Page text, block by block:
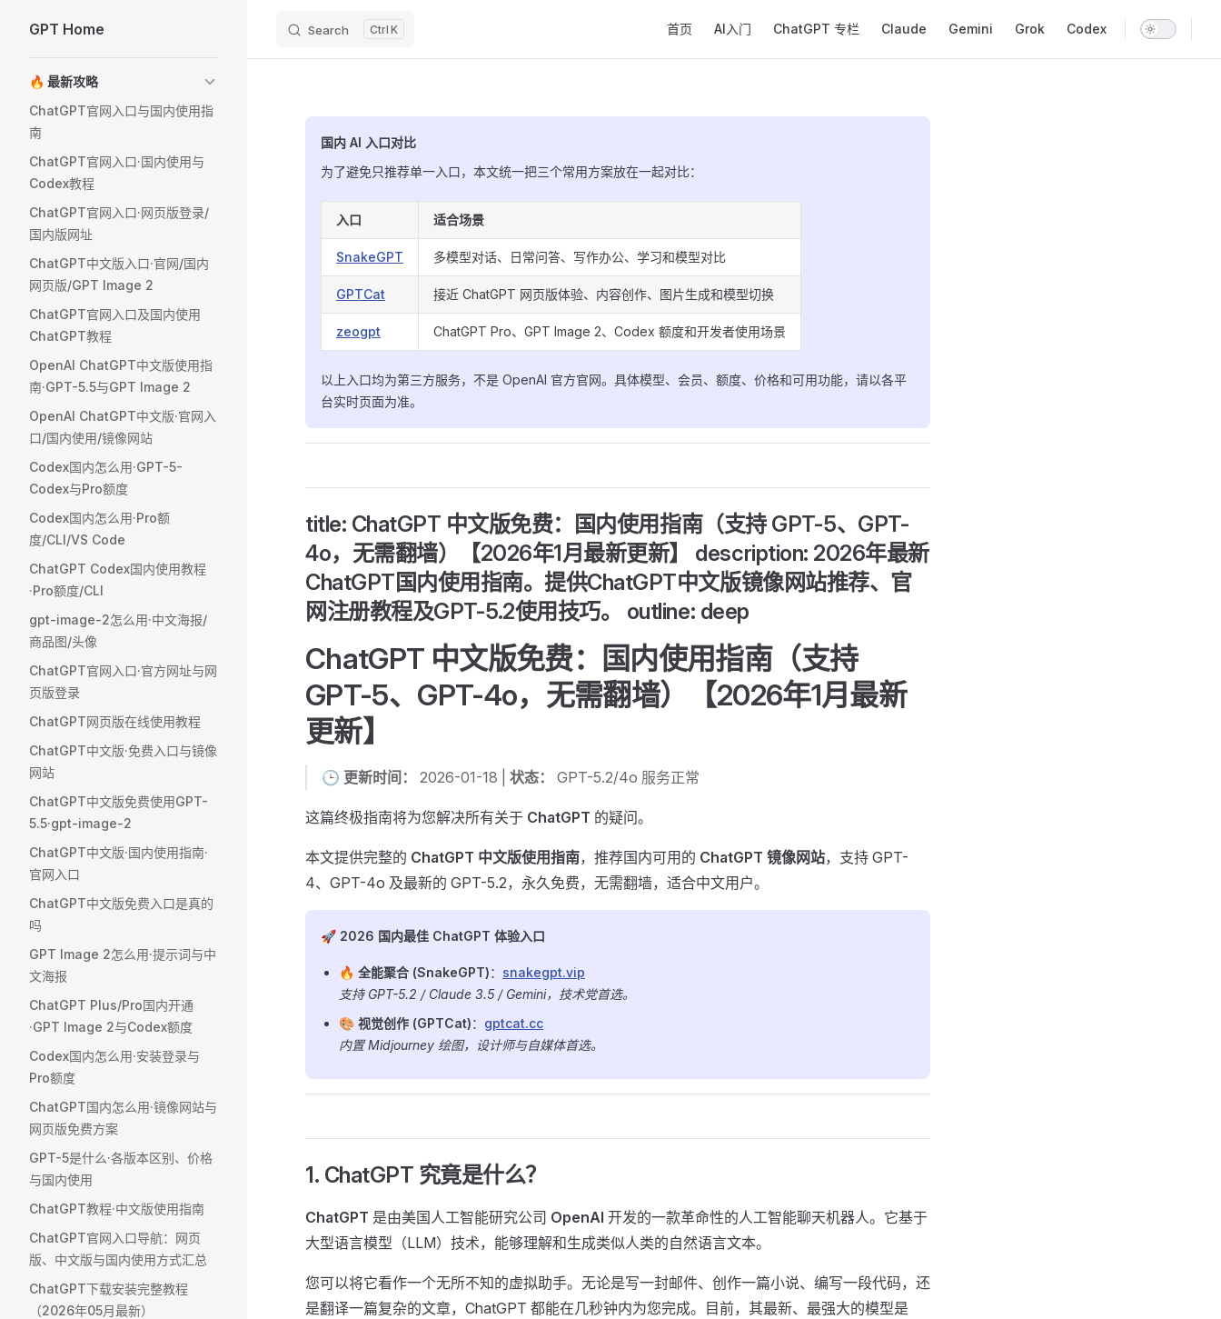
Skip to content
GPT Home Search K 首页 AI入门 ChatGPT 专栏 Claude Gemini Grok Codex
🔥 最新攻略
ChatGPT官网入口与国内使用指
南
ChatGPT官网入口·国内使用与
Codex教程
ChatGPT官网入口·网页版登录/
国内版网址
ChatGPT中文版入口·官网/国内
网页版/GPT Image 2
ChatGPT官网入口及国内使用
ChatGPT教程
OpenAI ChatGPT中文版使用指
南·GPT-5.5与GPT Image 2
OpenAI ChatGPT中文版·官网入
口/国内使用/镜像网站
Codex国内怎么用·GPT-5-
Codex与Pro额度
Codex国内怎么用·Pro额
度/CLI/VS Code
ChatGPT Codex国内使用教程
·Pro额度/CLI
gpt-image-2怎么用·中文海报/
商品图/头像
ChatGPT官网入口·官方网址与网
页版登录
ChatGPT网页版在线使用教程
ChatGPT中文版·免费入口与镜像
网站
ChatGPT中文版免费使用GPT-
5.5·gpt-image-2
ChatGPT中文版·国内使用指南·
官网入口
ChatGPT中文版免费入口是真的
吗
GPT Image 2怎么用·提示词与中
文海报
ChatGPT Plus/Pro国内开通
·GPT Image 2与Codex额度
Codex国内怎么用·安装登录与
Pro额度
ChatGPT国内怎么用·镜像网站与
网页版免费方案
GPT-5是什么·各版本区别、价格
与国内使用
ChatGPT教程·中文版使用指南
ChatGPT官网入口导航：网页
版、中文版与国内使用方式汇总
ChatGPT下载安装完整教程
（2026年05月最新）
国内 AI 入口对比
为了避免只推荐单一入口，本文统一把三个常用方案放在一起对比：
入口 适合场景
SnakeGPT 多模型对话、日常问答、写作办公、学习和模型对比
GPTCat 接近 ChatGPT 网页版体验、内容创作、图片生成和模型切换
zeogpt ChatGPT Pro、GPT Image 2、Codex 额度和开发者使用场景
以上入口均为第三方服务，不是 OpenAI 官方官网。具体模型、会员、额度、价格和可用功能，请以各平
台实时页面为准。
title: ChatGPT 中文版免费：国内使用指南（支持 GPT-5、GPT-
4o，无需翻墙）【2026年1月最新更新】 description: 2026年最新
ChatGPT国内使用指南。提供ChatGPT中文版镜像网站推荐、官
网注册教程及GPT-5.2使用技巧。 outline: deep
ChatGPT 中文版免费：国内使用指南（支持
GPT-5、GPT-4o，无需翻墙）【2026年1月最新
更新】
🕒 更新时间： 2026-01-18 | 状态： GPT-5.2/4o 服务正常
这篇终极指南将为您解决所有关于 ChatGPT 的疑问。
本文提供完整的 ChatGPT 中文版使用指南，推荐国内可用的 ChatGPT 镜像网站，支持 GPT-
4、GPT-4o 及最新的 GPT-5.2，永久免费，无需翻墙，适合中文用户。
🚀 2026 国内最佳 ChatGPT 体验入口
🔥 全能聚合 (SnakeGPT)： snakegpt.vip
支持 GPT-5.2 / Claude 3.5 / Gemini，技术党首选。
🎨 视觉创作 (GPTCat)： gptcat.cc
内置 Midjourney 绘图，设计师与自媒体首选。
1. ChatGPT 究竟是什么？
ChatGPT 是由美国人工智能研究公司 OpenAI 开发的一款革命性的人工智能聊天机器人。它基于
大型语言模型（LLM）技术，能够理解和生成类似人类的自然语言文本。
您可以将它看作一个无所不知的虚拟助手。无论是写一封邮件、创作一篇小说、编写一段代码，还
是翻译一篇复杂的文章，ChatGPT 都能在几秒钟内为您完成。目前，其最新、最强大的模型是